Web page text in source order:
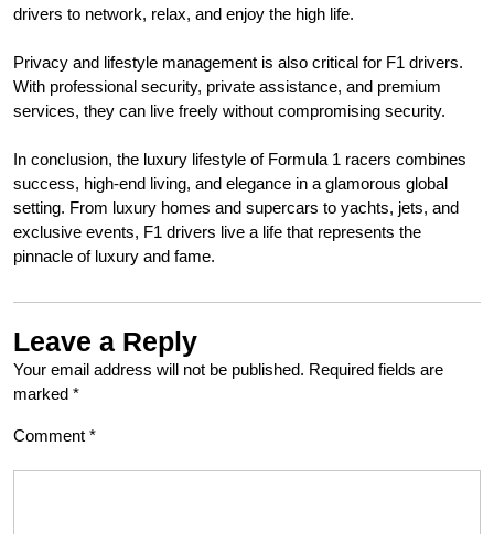
drivers to network, relax, and enjoy the high life.
Privacy and lifestyle management is also critical for F1 drivers.
With professional security, private assistance, and premium
services, they can live freely without compromising security.
In conclusion, the luxury lifestyle of Formula 1 racers combines
success, high-end living, and elegance in a glamorous global
setting. From luxury homes and supercars to yachts, jets, and
exclusive events, F1 drivers live a life that represents the
pinnacle of luxury and fame.
Leave a Reply
Your email address will not be published. Required fields are
marked *
Comment *